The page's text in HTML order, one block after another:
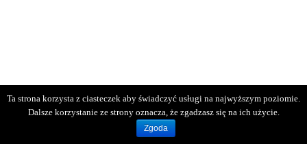
Ta strona korzysta z ciasteczek aby świadczyć usługi na najwyższym poziomie.
Dalsze korzystanie ze strony oznacza, że zgadzasz się na ich użycie.
Zgoda